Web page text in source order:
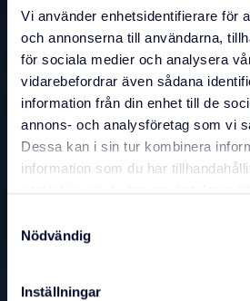
Vi använder enhetsidentifierare för
och annonserna till användarna,
för sociala medier och analysera
vidarebefordrar även sådana
information från din enhet till de
annons- och analysföretag som vi
Dessa kan i sin tur kombinera
information som du har
samlat in när du har använt deras
Nödvändig
Inställningar